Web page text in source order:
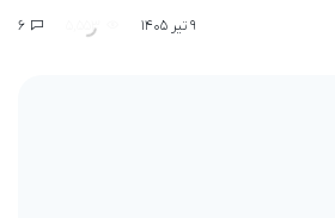
9 تیر 1405